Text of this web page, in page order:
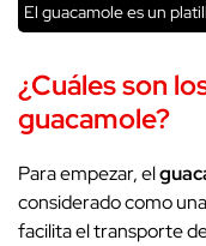
El guacamole es un
¿Cuáles son
guacamole?
Para empezar, el
considerado como
facilita el transporte